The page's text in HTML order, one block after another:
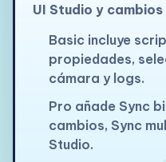
UI Studio y
Basic incluye
propiedades,
cámara y logs.
Pro añade Sync
cambios, Sync
Studio.